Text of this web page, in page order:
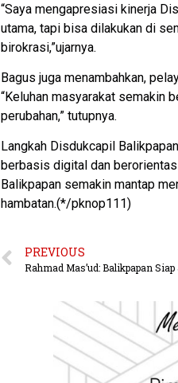
“Saya mengapresiasi kinerja
utama, tapi bisa dilakukan di
birokrasi,”ujarnya.
Bagus juga menambahkan,
“Keluhan masyarakat semakin
perubahan,” tutupnya.
Langkah Disdukcapil
berbasis digital dan
Balikpapan semakin mantap
hambatan.(*/pknop111)
PREVIOUS